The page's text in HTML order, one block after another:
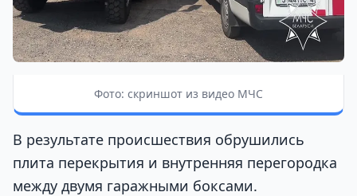
Фото: скриншот из видео МЧС
В результате происшествия обрушились
плита перекрытия и внутренняя перегородка
между двумя гаражными боксами.